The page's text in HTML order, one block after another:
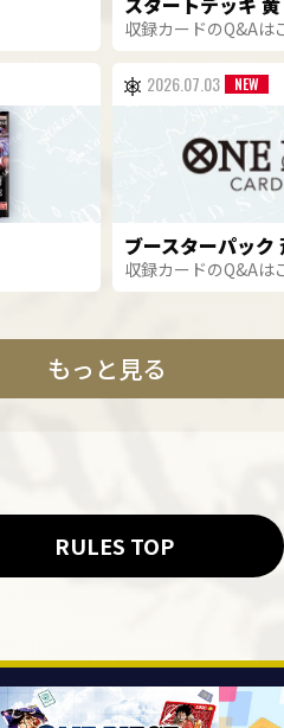
収録カードのQ&Aは
2026.07.03
ブースターパック
収録カードのQ&Aは
もっと見る
RULES TOP